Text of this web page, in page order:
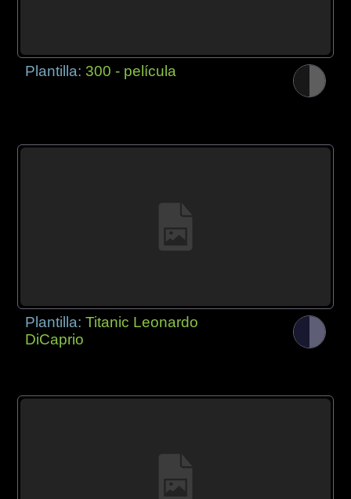
Plantilla: 300 - película
Plantilla:Titanic Leonardo
DiCaprio